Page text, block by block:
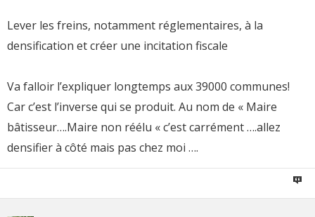
Lever les freins, notamment réglementaires, à la
densification et créer une incitation fiscale
Va falloir l’expliquer longtemps aux 39000 communes!
Car c’est l’inverse qui se produit. Au nom de « Maire
bâtisseur….Maire non réélu « c’est carrément ….allez
densifier à côté mais pas chez moi ….